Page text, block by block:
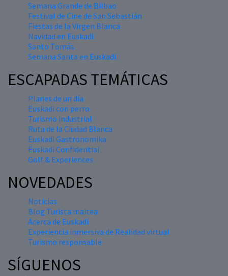
Semana Grande de Bilbao
Festival de Cine de San Sebastián
Fiestas de la Virgen Blanca
Navidad en Euskadi
Santo Tomás
Semana Santa en Euskadi
ESCAPADAS TEMÁTICAS
Planes de un día
Euskadi con perro
Turismo industrial
Ruta de la Ciudad Blanca
Euskadi Gastronomika
Euskadi Confidential
Golf & Experiences
NOVEDADES
Noticias
Blog Turista maitea
Acerca de Euskadi
Experiencia inmersiva de Realidad virtual
Turismo responsable
SÍGUENOS